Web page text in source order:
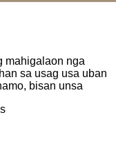
mahigalaon nga
sa usag usa uban
bisan unsa